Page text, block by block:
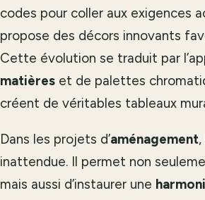
codes pour coller aux exigences
propose des décors innovants
Cette évolution se traduit par
matières et de palettes
créent de véritables tableaux
Dans les projets d’aménagement
inattendue. Il permet non
mais aussi d’instaurer une